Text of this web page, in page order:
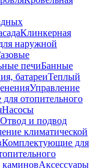
Клинкерная
наружной
печиБанные
батареиТеплый
Управление
отопительного
Насосы
Отвод и подвод
климатической
Комплектующие для
Аксессуары